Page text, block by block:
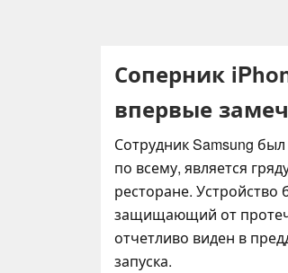
Соперник
впервые
Сотрудник Samsung
по всему, является
ресторане. Устройство
защищающий от
отчетливо виден в
запуска.